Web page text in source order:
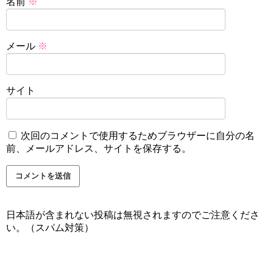
メール ※
サイト
次回のコメントで使用するためブラウザーに自分の名
前、メールアドレス、サイトを保存する。
日本語が含まれない投稿は無視されますのでご注意くださ
い。（スパム対策）